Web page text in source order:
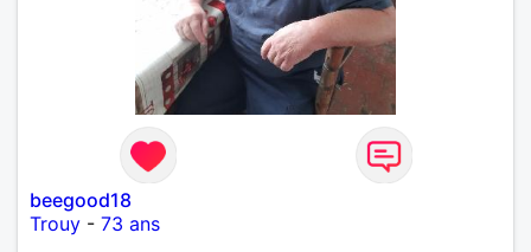
beegood18
Trouy - 73 ans